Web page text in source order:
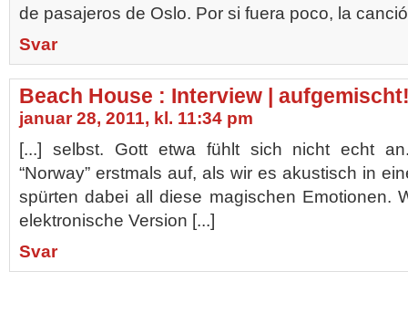
de pasajeros de Oslo. Por si fuera poco, la
Svar
Beach House : Interview |
januar 28, 2011, kl. 11:34 pm
[...] selbst. Gott etwa fühlt sich nicht echt
“Norway” erstmals auf, als wir es akustisch in
spürten dabei all diese magischen Emotionen.
elektronische Version [...]
Svar